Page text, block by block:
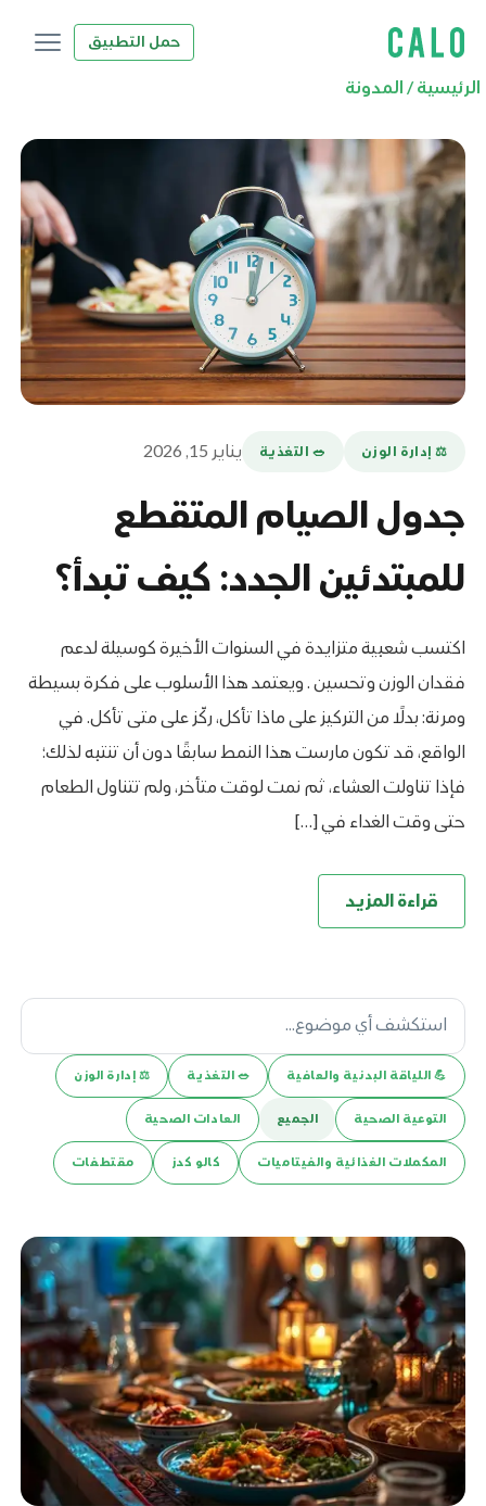
حمل التطبيق
الرئيسية/ المدونة
⚖️ إدارة الوزن 🥗 التغذية يناير 15, 2026
جدول الصيام المتقطع
للمبتدئين الجدد: كيف تبدأ؟
اكتسب شعبية متزايدة في السنوات الأخيرة كوسيلة لدعم
فقدان الوزن وتحسين . ويعتمد هذا الأسلوب على فكرة بسيطة
ومرنة: بدلًا من التركيز على ماذا تأكل، ركّز على متى تأكل. في
الواقع، قد تكون مارست هذا النمط سابقًا دون أن تنتبه لذلك؛
فإذا تناولت العشاء، ثم نمت لوقت متأخر، ولم تتناول الطعام
حتى وقت الغداء في […]
قراءة المزيد
💪️ اللياقة البدنية والعافية 🥗 التغذية ⚖️ إدارة الوزن
التوعية الصحية الجميع العادات الصحية
المكملات الغذائية والفيتاميات كالو كدز مقتطفات